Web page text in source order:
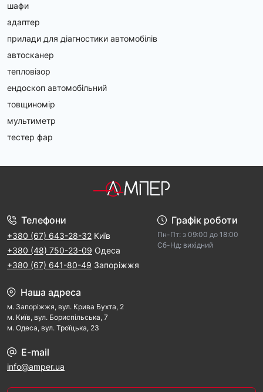
шафи
адаптер
прилади для діагностики автомобілів
автосканер
тепловізор
ендоскоп автомобільний
товщиномір
мультиметр
тестер фар
Телефони
+380 (67) 643-28-32 Київ
+380 (48) 750-23-09 Одеса
+380 (67) 641-80-49 Запоріжжя
Графік роботи
Пн-Пт: з 09:00 дo 18:00
Cб-Hд: виxідний
Наша адреса
м. Запорiжжя, вул. Крива Бухта, 2
м. Kиїв, вул. Бориспільська, 7
м. Одеса, вул. Троїцька, 23
E-mail
info@amper.ua